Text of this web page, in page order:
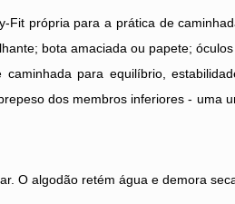
Fit própria para a prática de
bota amaciada ou papete;
para equilíbrio,
dos membros inferiores - uma
O algodão retém água e demora